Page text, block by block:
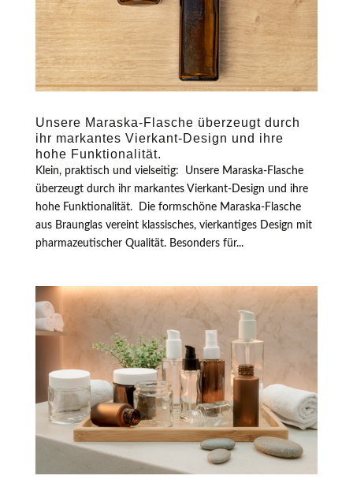
Unsere Maraska-Flasche überzeugt durch
ihr markantes Vierkant-Design und ihre
hohe Funktionalität.
Klein, praktisch und vielseitig: Unsere Maraska-Flasche
überzeugt durch ihr markantes Vierkant-Design und ihre
hohe Funktionalität. Die formschöne Maraska-Flasche
aus Braunglas vereint klassisches, vierkantiges Design mit
pharmazeutischer Qualität. Besonders für...